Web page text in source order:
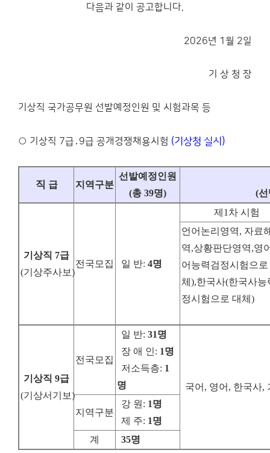
다음과 같이 공고합니다.
2026년 1월 2일
기 상 청 장
기상직 국가공무원 선발예정인원 및 시험과목 등
○ 기상직 7급․9급 공개경쟁채용시험 (기상청 실시)
직 급 지역구분
선발예정인원
(총 39명) (선
기상직 7급
(기상주사보)
전국모집 일 반: 4명
제1차 시험
언어논리영역, 자료
역,상황판단영역,영
어능력검정시험으로
체),한국사(한국사능
정시험으로 대체)
기상직 9급
(기상서기보)
전국모집
일 반: 31명
장 애 인: 1명
저소득층: 1
명
국어, 영어, 한국사,
지역구분
강 원 : 1명
제 주: 1명
계
35명